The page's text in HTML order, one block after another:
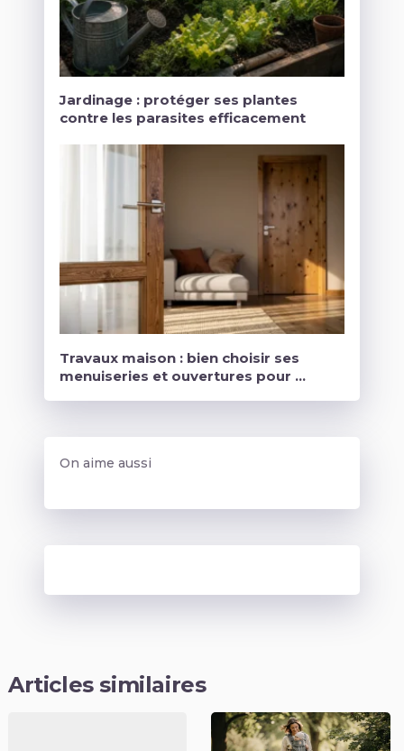
Jardinage : protéger ses plantes
contre les parasites efficacement
Travaux maison : bien choisir ses
menuiseries et ouvertures pour …
On aime aussi
Articles similaires